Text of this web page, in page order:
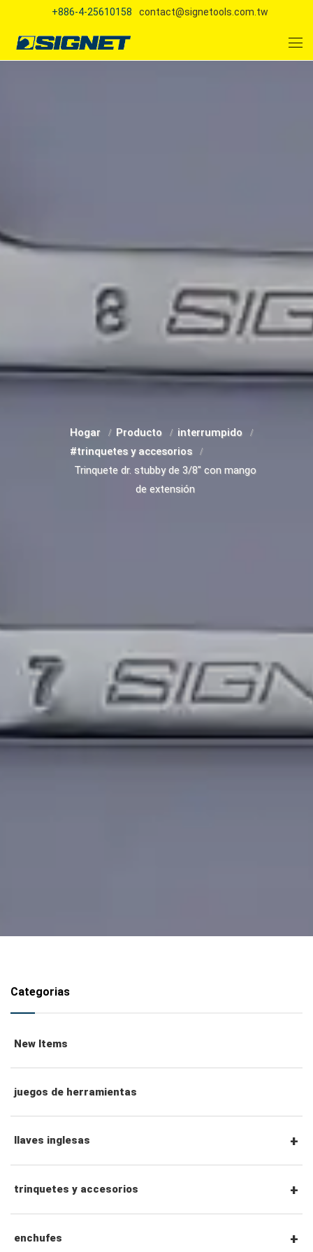
+886-4-25610158 contact@signetools.com.tw
Hogar Producto
interrumpido
#trinquetes y accesorios
Trinquete dr. stubby de 3/8" con mango
de extensión
Categorias
New Items
juegos de herramientas
llaves inglesas
llaves combinadas
llaves de trinquete combinadas
trinquetes y accesorios
Trinquetes con accionamiento hexagonal de
enchufes